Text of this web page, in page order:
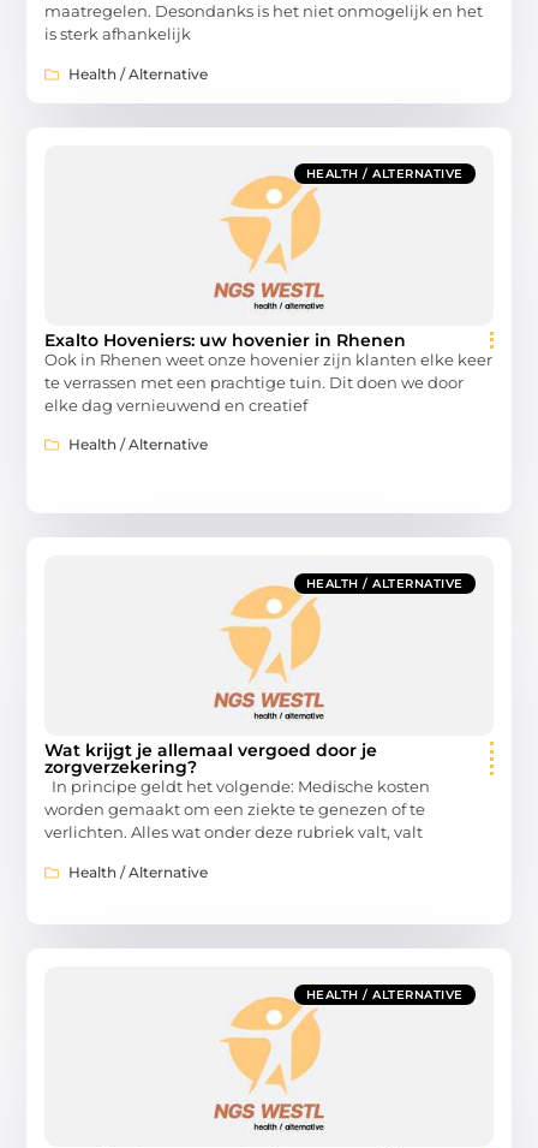
maatregelen. Desondanks is het niet onmogelijk en het
is sterk afhankelijk
Health / Alternative
HEALTH / ALTERNATIVE
Exalto Hoveniers: uw hovenier in Rhenen
Ook in Rhenen weet onze hovenier zijn klanten elke keer
te verrassen met een prachtige tuin. Dit doen we door
elke dag vernieuwend en creatief
Health / Alternative
HEALTH / ALTERNATIVE
Wat krijgt je allemaal vergoed door je
zorgverzekering?
In principe geldt het volgende: Medische kosten
worden gemaakt om een ziekte te genezen of te
verlichten. Alles wat onder deze rubriek valt, valt
Health / Alternative
HEALTH / ALTERNATIVE